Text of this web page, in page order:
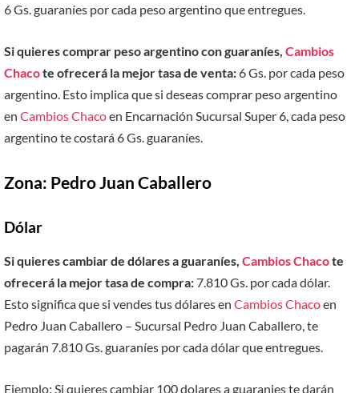
6 Gs. guaraníes por cada peso argentino que entregues.
Si quieres comprar peso argentino con guaraníes, Cambios
Chacote ofrecerá la mejor tasa de venta:6 Gs. por cada peso
argentino. Esto implica que si deseas comprar peso argentino
en Cambios Chacoen Encarnación Sucursal Super 6, cada peso
argentino te costará 6 Gs. guaraníes.
Zona: Pedro Juan Caballero
Dólar
Si quieres cambiar de dólares a guaraníes, Cambios Chacote
ofrecerá la mejor tasa de compra:7.810 Gs. por cada dólar.
Esto significa que si vendes tus dólares en Cambios Chacoen
Pedro Juan Caballero – Sucursal Pedro Juan Caballero, te
pagarán 7.810 Gs. guaraníes por cada dólar que entregues.
Ejemplo: Si quieres cambiar 100 dolares a guaranies te darán